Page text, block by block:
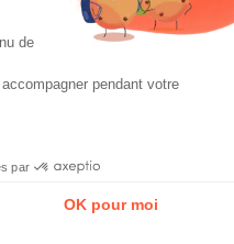
de
pendant votre
par
OK pour moi